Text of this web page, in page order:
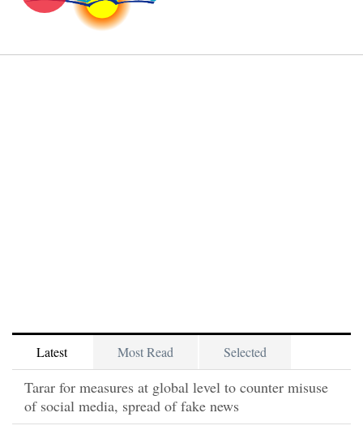
Latest Most Read Selected
Tarar for measures at global level to counter misuse
of social media, spread of fake news